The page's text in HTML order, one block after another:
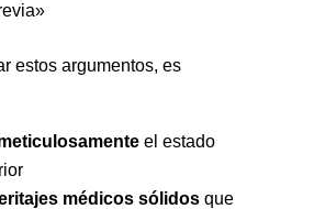
estos argumentos, es
el estado
médicos sólidosque